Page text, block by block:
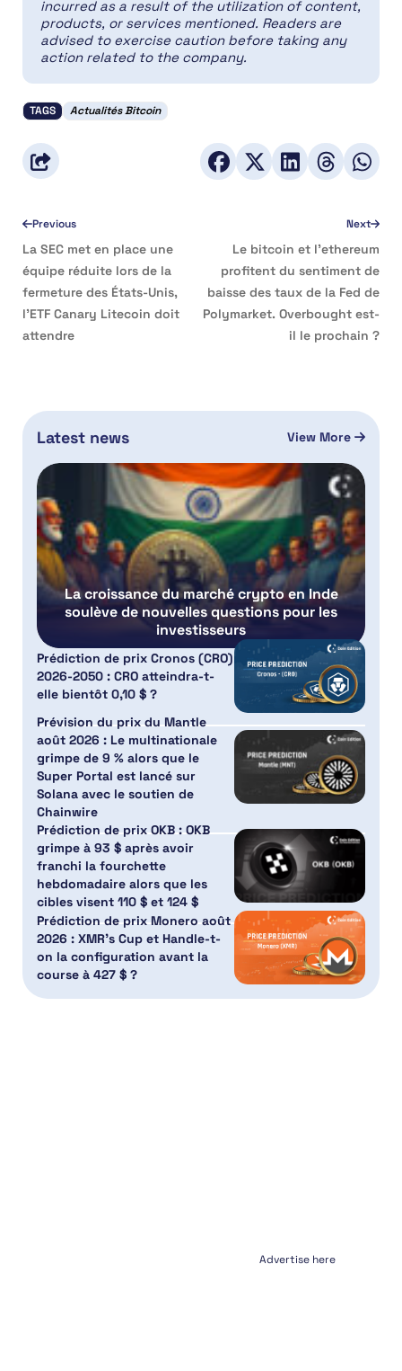
incurred as a result of the utilization of content,
products, or services mentioned. Readers are
advised to exercise caution before taking any
action related to the company.
TAGS Actualités Bitcoin
Previous
La SEC met en place une
équipe réduite lors de la
fermeture des États-Unis,
l’ETF Canary Litecoin doit
attendre
Next
Le bitcoin et l’ethereum
profitent du sentiment de
baisse des taux de la Fed de
Polymarket. Overbought est-
il le prochain ?
Latest news View More
La croissance du marché crypto en Inde
soulève de nouvelles questions pour les
investisseurs
Prédiction de prix Cronos (CRO)
2026-2050 : CRO atteindra-t-
elle bientôt 0,10 $ ?
Prévision du prix du Mantle
août 2026 : Le multinationale
grimpe de 9 % alors que le
Super Portal est lancé sur
Solana avec le soutien de
Chainwire
Prédiction de prix OKB : OKB
grimpe à 93 $ après avoir
franchi la fourchette
hebdomadaire alors que les
cibles visent 110 $ et 124 $
Prédiction de prix Monero août
2026 : XMR’s Cup et Handle-t-
on la configuration avant la
course à 427 $ ?
Advertise here